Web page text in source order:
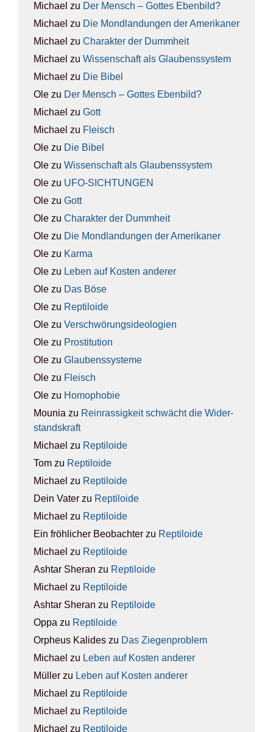
Michael zu Der Mensch – Got­tes Eben­bild?
Michael zu Die Mond­lan­dun­gen der Ame­ri­ka­ner
Michael zu Cha­rak­ter der Dumm­heit
Michael zu Wis­sen­schaft als Glau­bens­sys­tem
Michael zu Die Bibel
Ole zu Der Mensch – Got­tes Eben­bild?
Michael zu Gott
Michael zu Fleisch
Ole zu Die Bibel
Ole zu Wis­sen­schaft als Glau­bens­sys­tem
Ole zu UFO-SICH­TUN­GEN
Ole zu Gott
Ole zu Cha­rak­ter der Dumm­heit
Ole zu Die Mond­lan­dun­gen der Ame­ri­ka­ner
Ole zu Kar­ma
Ole zu Leben auf Kos­ten ande­rer
Ole zu Das Böse
Ole zu Rep­ti­lo­ide
Ole zu Ver­schwö­rungs­ideo­lo­gien
Ole zu Pro­sti­tu­ti­on
Ole zu Glau­bens­sys­te­me
Ole zu Fleisch
Ole zu Homo­pho­bie
Mounia zu Rein­ras­sig­keit schwächt die Wider­
stands­kraft
Michael zu Rep­ti­lo­ide
Tom zu Rep­ti­lo­ide
Michael zu Rep­ti­lo­ide
Dein Vater zu Rep­ti­lo­ide
Michael zu Rep­ti­lo­ide
Ein fröhlicher Beobachter zu Rep­ti­lo­ide
Michael zu Rep­ti­lo­ide
Ashtar Sheran zu Rep­ti­lo­ide
Michael zu Rep­ti­lo­ide
Ashtar Sheran zu Rep­ti­lo­ide
Oppa zu Rep­ti­lo­ide
Orpheus Kalides zu Das Zie­gen­pro­blem
Michael zu Leben auf Kos­ten ande­rer
Müller zu Leben auf Kos­ten ande­rer
Michael zu Rep­ti­lo­ide
Michael zu Rep­ti­lo­ide
Michael zu Rep­ti­lo­ide